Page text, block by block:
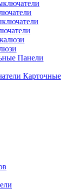
Панели
Карточные